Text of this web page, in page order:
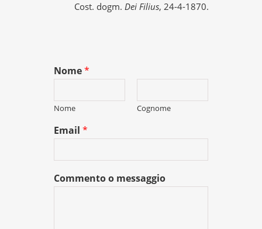
Cost. dogm. Dei Filius, 24-4-1870.
Nome*
Nome Cognome
Email*
Commento o messaggio